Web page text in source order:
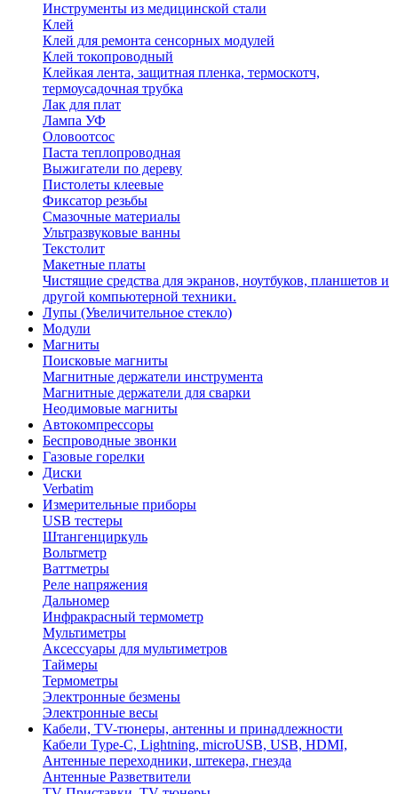
Инструменты из медицинской стали
Клей
Клей для ремонта сенсорных модулей
Клей токопроводный
Клейкая лента, защитная пленка, термоскотч,
термоусадочная трубка
Лак для плат
Лампа УФ
Оловоотсос
Паста теплопроводная
Выжигатели по дереву
Пистолеты клеевые
Фиксатор резьбы
Смазочные материалы
Ультразвуковые ванны
Текстолит
Макетные платы
Чистящие средства для экранов, ноутбуков, планшетов и
другой компьютерной техники.
Лупы (Увеличительное стекло)
Модули
Магниты
Поисковые магниты
Магнитные держатели инструмента
Магнитные держатели для сварки
Неодимовые магниты
Автокомпрессоры
Беспроводные звонки
Газовые горелки
Диски
Verbatim
Измерительные приборы
USB тестеры
Штангенциркуль
Вольтметр
Ваттметры
Реле напряжения
Дальномер
Инфракрасный термометр
Мультиметры
Аксессуары для мультиметров
Таймеры
Термометры
Электронные безмены
Электронные весы
Кабели, TV-тюнеры, антенны и принадлежности
Кабели Type-C, Lightning, microUSB, USB, HDMI,
Антенные переходники, штекера, гнезда
Антенные Разветвители